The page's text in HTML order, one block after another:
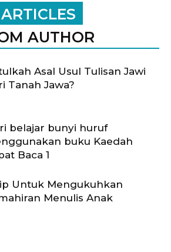
AUTHOR
Asal Usul Tulisan Jawi
Tanah Jawa?
belajar bunyi huruf
buku Kaedah
Baca 1
Untuk Mengukuhkan
Menulis Anak